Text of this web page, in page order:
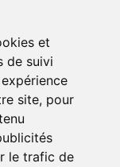
et
de suivi
site, pour
le trafic de
et
de suivi
site, pour
le trafic de